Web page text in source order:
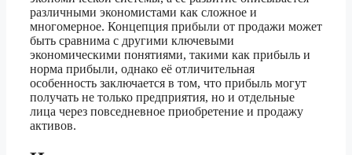
различными экономистами как сложное и
многомерное. Концепция прибыли от продажи может
быть сравнима с другими ключевыми
экономическими понятиями, такими как прибыль и
норма прибыли, однако её отличительная
особенность заключается в том, что прибыль могут
получать не только предприятия, но и отдельные
лица через повседневное приобретение и продажу
активов.